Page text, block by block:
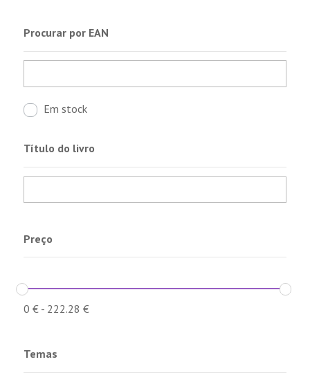
Procurar por EAN
Em stock
Título do livro
Preço
0 €- 222.28 €
Temas